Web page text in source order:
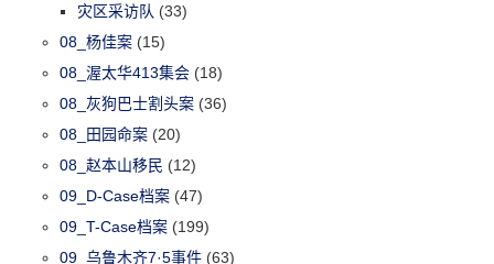
灾区采访队 (33)
08_杨佳案 (15)
08_渥太华413集会 (18)
08_灰狗巴士割头案 (36)
08_田园命案 (20)
08_赵本山移民 (12)
09_D-Case档案 (47)
09_T-Case档案 (199)
09_乌鲁木齐7·5事件 (63)